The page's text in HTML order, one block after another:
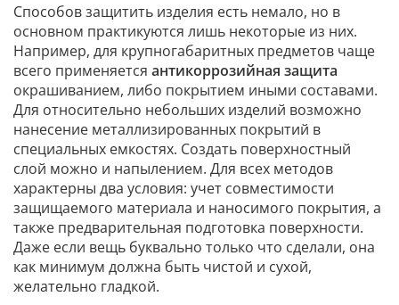
Способов защитить изделия есть немало, но в
основном практикуются лишь некоторые из них.
Например, для крупногабаритных предметов чаще
всего применяется антикоррозийная защита
окрашиванием, либо покрытием иными составами.
Для относительно небольших изделий возможно
нанесение металлизированных покрытий в
специальных емкостях. Создать поверхностный
слой можно и напылением. Для всех методов
характерны два условия: учет совместимости
защищаемого материала и наносимого покрытия, а
также предварительная подготовка поверхности.
Даже если вещь буквально только что сделали, она
как минимум должна быть чистой и сухой,
желательно гладкой.